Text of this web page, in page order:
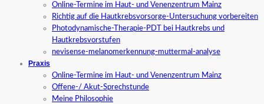
Online-Termine im Haut- und Venenzentrum Mainz
Richtig auf die Hautkrebsvorsorge-Untersuchung vorbereiten
Photodynamische-Therapie-PDT bei Hautkrebs und
Hautkrebsvorstufen
nevisense-melanomerkennung-muttermal-analyse
Praxis
Online-Termine im Haut- und Venenzentrum Mainz
Offene-/ Akut-Sprechstunde
Meine Philosophie